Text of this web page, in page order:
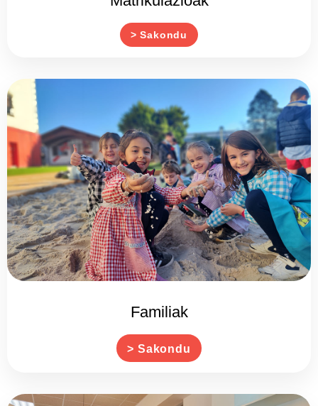
> Sakondu
Familiak
> Sakondu